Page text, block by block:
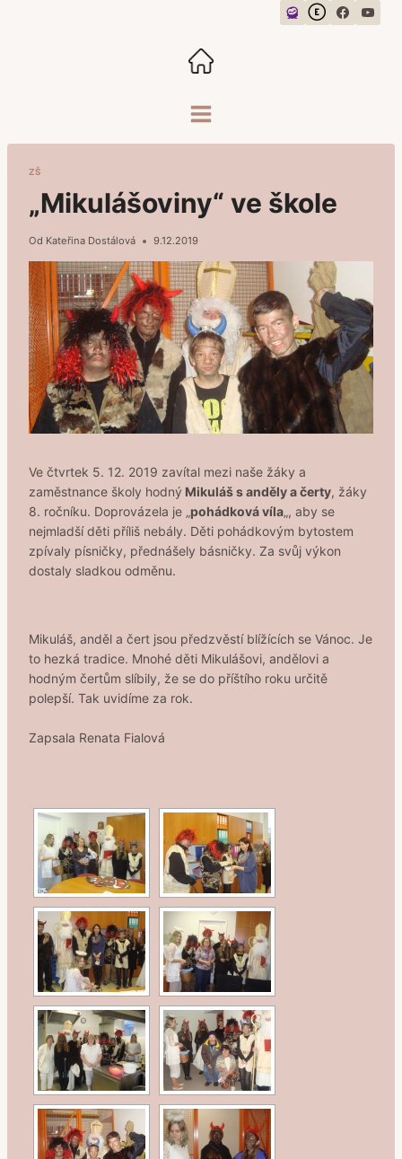
ZŠ
„Mikulášoviny“ ve škole
Od Kateřina Dostálová 9.12.2019
Ve čtvrtek 5. 12. 2019 zavítal mezi naše žáky a
zaměstnance školy hodný Mikuláš s anděly a čerty, žáky
8. ročníku. Doprovázela je „pohádková víla„, aby se
nejmladší děti příliš nebály. Děti pohádkovým bytostem
zpívaly písničky, přednášely básničky. Za svůj výkon
dostaly sladkou odměnu.
Mikuláš, anděl a čert jsou předzvěstí blížících se Vánoc. Je
to hezká tradice. Mnohé děti Mikulášovi, andělovi a
hodným čertům slíbily, že se do příštího roku určitě
polepší. Tak uvidíme za rok.
Zapsala Renata Fialová